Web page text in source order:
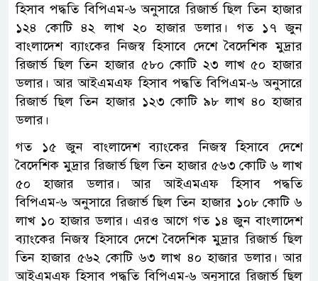
হিসাব পদ্ধতি বিপিএম-৬ অনুসারে রিজার্ভ ছিল তিন হাজার
১২৪ কোটি ৪২ লাখ ২০ হাজার ডলার। গত ১৭ জুন
বাংলাদেশ ব্যাংকের নিজস্ব হিসাবে দেশে বৈদেশিক মুদ্রার
রিজার্ভ ছিল তিন হাজার ৫৮০ কোটি ২৩ লাখ ৫০ হাজার
ডলার। আর আইএমএফ হিসাব পদ্ধতি বিপিএম-৬ অনুসারে
রিজার্ভ ছিল তিন হাজার ১২৩ কোটি ৯৮ লাখ ৪০ হাজার
ডলার।
গত ১৫ জুন বাংলাদেশ ব্যাংকের নিজস্ব হিসাবে দেশে
বৈদেশিক মুদ্রার রিজার্ভ ছিল তিন হাজার ৫৬৩ কোটি ৬ লাখ
৫০ হাজার ডলার। আর আইএমএফ হিসাব পদ্ধতি
বিপিএম-৬ অনুসারে রিজার্ভ ছিল তিন হাজার ১০৮ কোটি ৬
লাখ ১০ হাজার ডলার। এরও আগে গত ১৪ জুন বাংলাদেশ
ব্যাংকের নিজস্ব হিসাবে দেশে বৈদেশিক মুদ্রার রিজার্ভ ছিল
তিন হাজার ৫৬২ কোটি ৬৩ লাখ ৪০ হাজার ডলার। আর
আইএমএফ হিসাব পদ্ধতি বিপিএম-৬ অনুসারে রিজার্ভ ছিল